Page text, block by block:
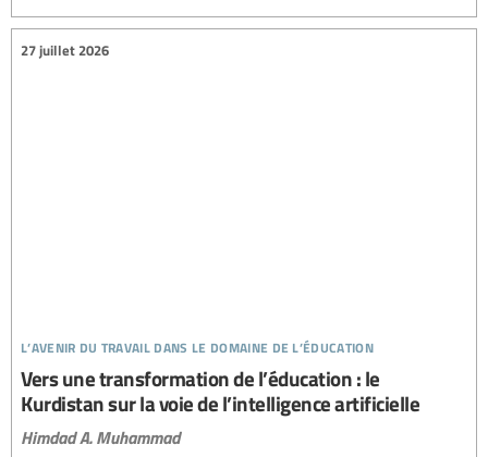
l’avenir du travail dans le domaine de l’éducation
27 juillet 2026
Vers une transformation de l’éducation : le
Kurdistan sur la voie de l’intelligence artificielle
Himdad A. Muhammad